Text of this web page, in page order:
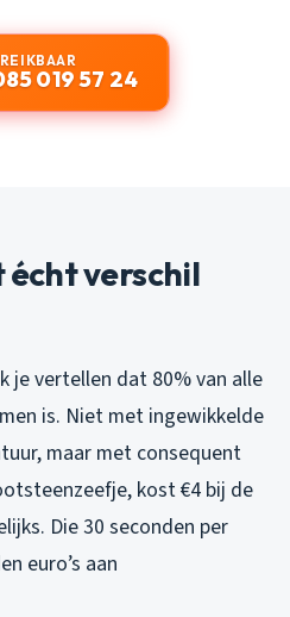
019 57 24
verschil
je vertellen dat 80% van alle
is. Niet met ingewikkelde
maar met consequent
kost €4 bij de
Die 30 seconden per
euro’s aan